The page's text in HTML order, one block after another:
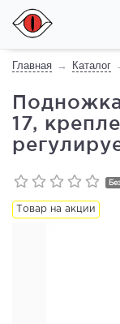
Главная Каталог
17,
Товар на акции